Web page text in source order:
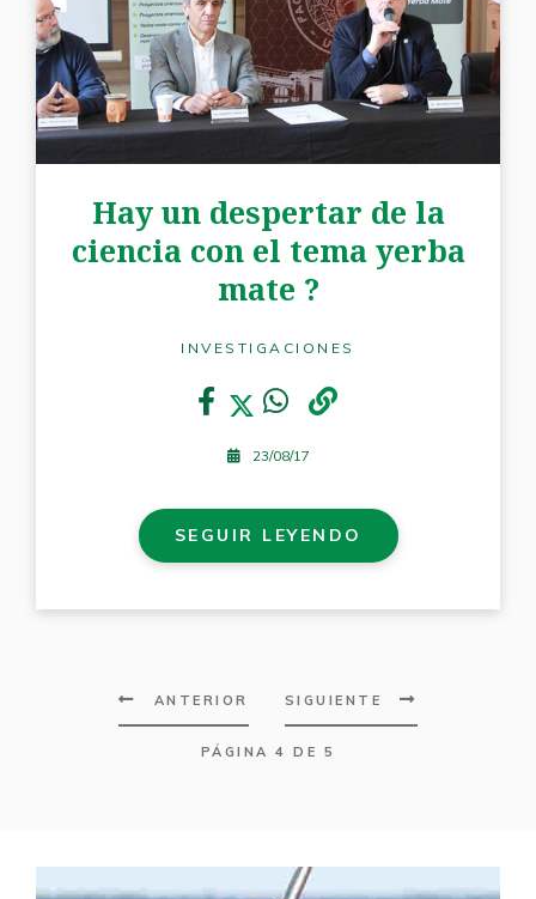
Hay un despertar de la
ciencia con el tema yerba
mate ?
INVESTIGACIONES
23/08/17
SEGUIR LEYENDO
PÁGINA 4 DE 5
ANTERIOR SIGUIENTE